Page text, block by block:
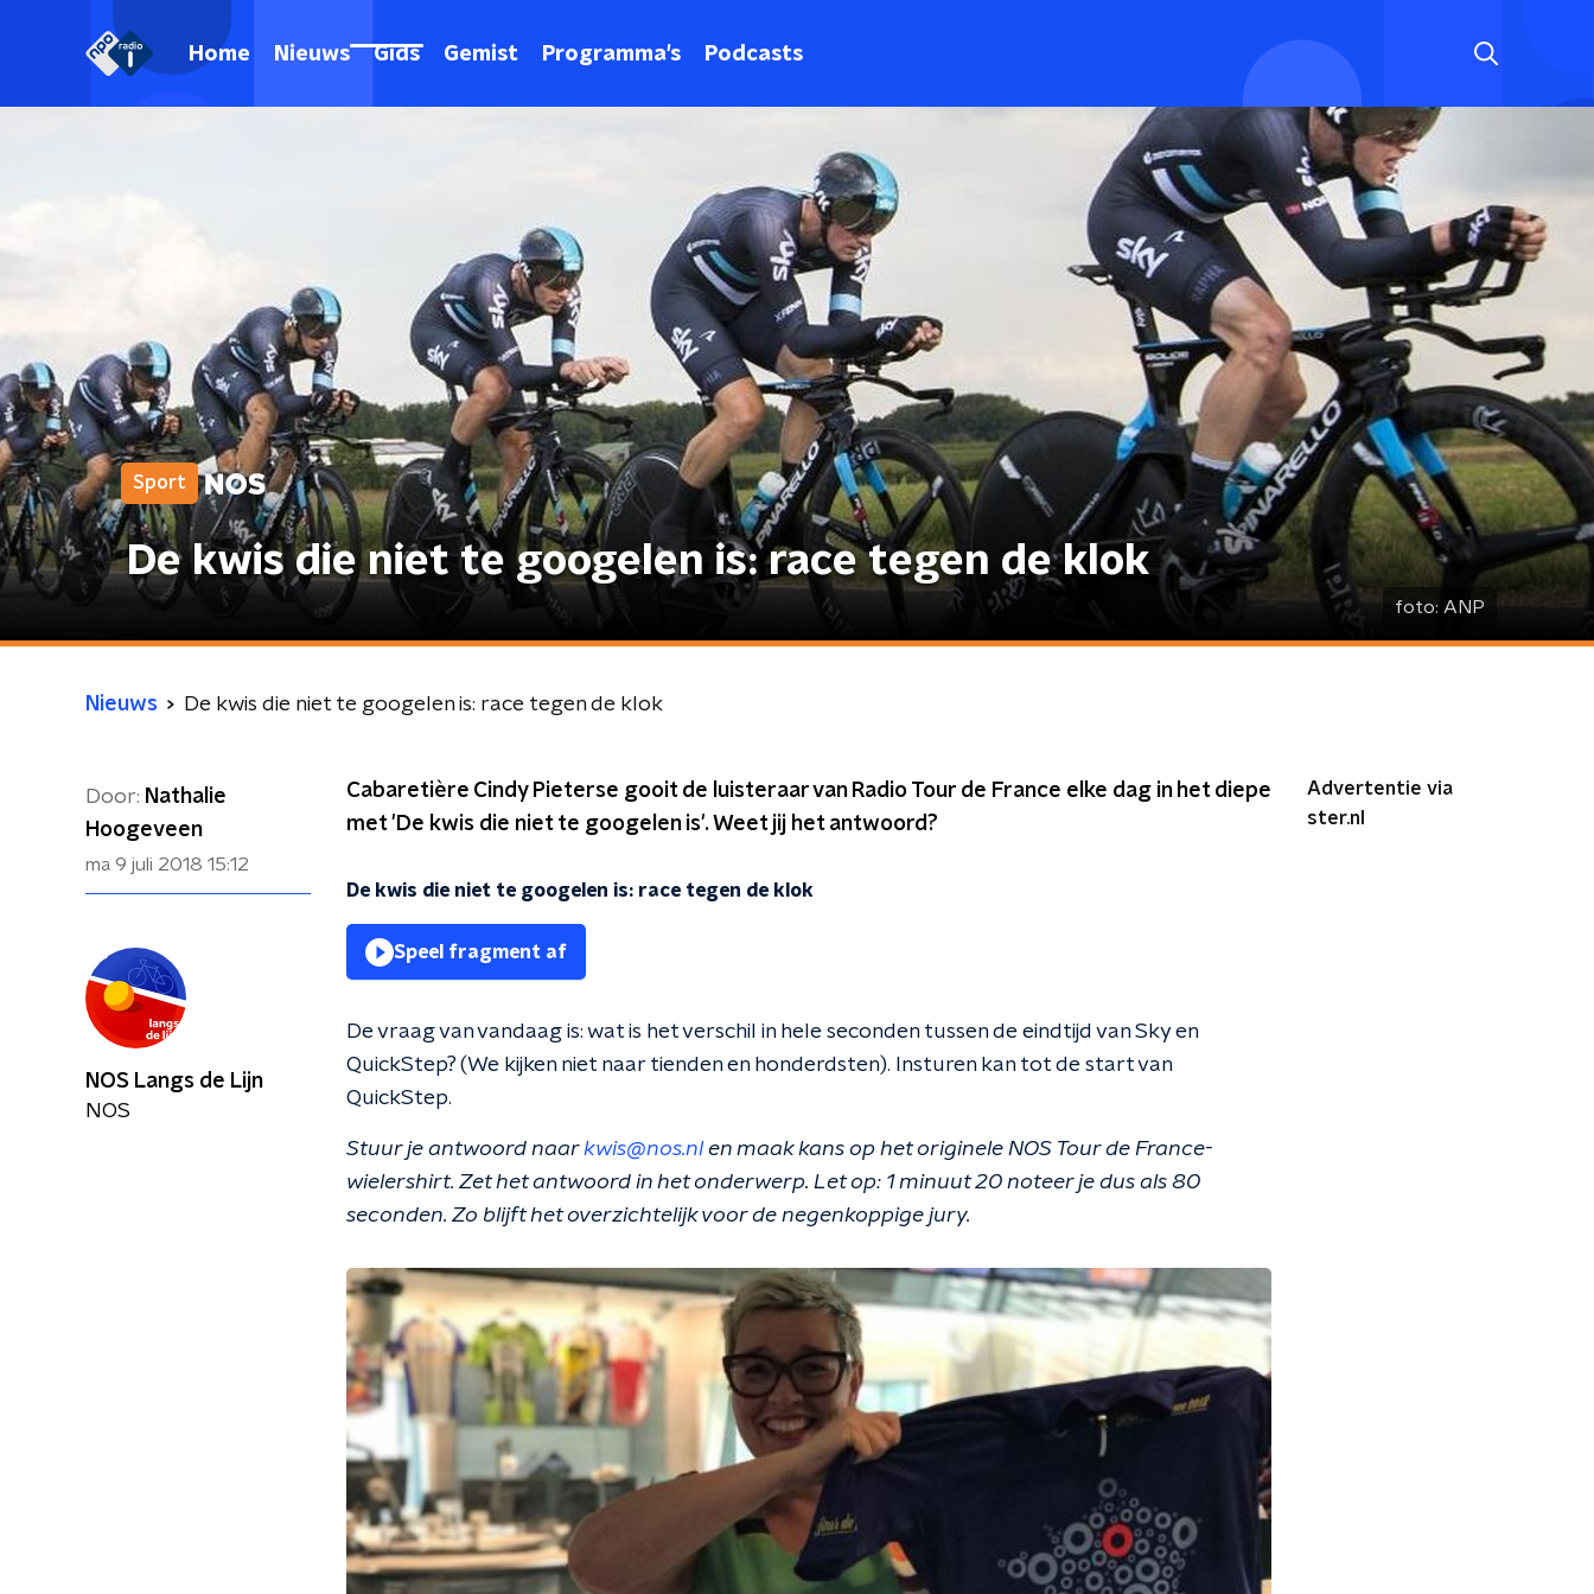
Home Nieuws Gids Gemist Programma's Podcasts
Sport
De kwis die niet te googelen is: race tegen de klok
foto: ANP
Nieuws De kwis die niet te googelen is: race tegen de klok
Door: Nathalie
Hoogeveen
ma 9 juli 2018 15:12
Cabaretière Cindy Pieterse gooit de luisteraar van Radio Tour de France elke dag in het diepe
met 'De kwis die niet te googelen is'. Weet jij het antwoord?
De kwis die niet te googelen is: race tegen de klok
Speel fragment af
De vraag van vandaag is: wat is het verschil in hele seconden tussen de eindtijd van Sky en
QuickStep? (We kijken niet naar tienden en honderdsten). Insturen kan tot de start van
QuickStep.
Stuur je antwoord naarkwis@nos.nlen maak kans op het originele NOS Tour de France-
wielershirt. Zet het antwoord in het onderwerp. Let op: 1 minuut 20 noteer je dus als 80
seconden. Zo blijft het overzichtelijk voor de negenkoppige jury.
Advertentie via
ster.nl
NOS Langs de Lijn
NOS